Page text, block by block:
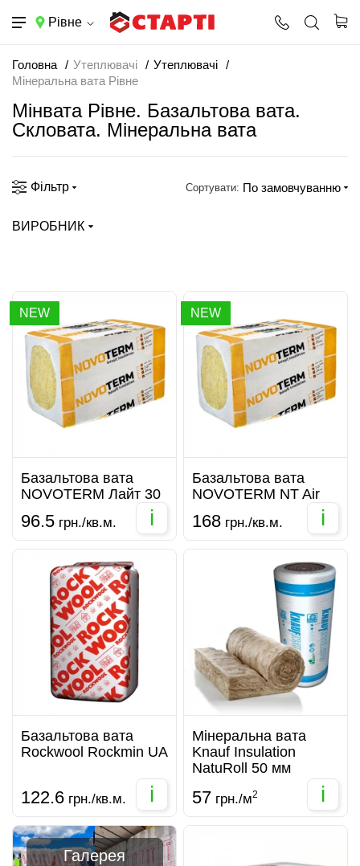
Рівне
Головна Утеплювачі
Утеплювачі
Мінеральна вата Рівне
Мінвата Рівне. Базальтова вата.
Скловата. Мінеральна вата
Фільтр Сортувати: По замовчуванню
ВИРОБНИК
NEW
Базальтова вата
NOVOTERM Лайт 30
96.5 грн./кв.м. i
NEW
Базальтова вата
NOVOTERM NT Air
168 грн./кв.м. i
Базальтова вата
Rockwool Rockmin UA
122.6 грн./кв.м. i
Мінеральна вата
Knauf Insulation
NatuRoll 50 мм
57 грн./м2 i
Галерея